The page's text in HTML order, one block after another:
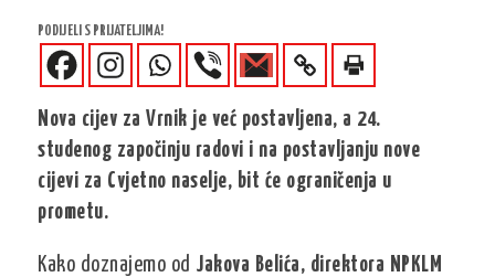
PODIJELI S PRIJATELJIMA!
Nova cijev za Vrnik je već postavljena, a 24.
studenog započinju radovi i na postavljanju nove
cijevi za Cvjetno naselje, bit će ograničenja u
prometu.
Kako doznajemo od Jakova Belića, direktora NPKLM